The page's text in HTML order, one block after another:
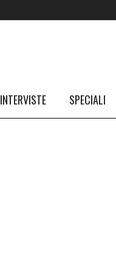
INTERVISTE SPECIALI